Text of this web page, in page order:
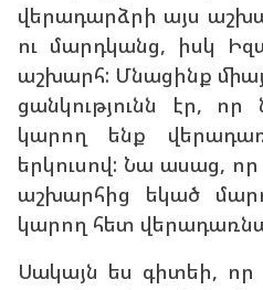
վերադարձրի այս
ու մարդկանց, իսկ
աշխարհ: Մնացինք
ցանկությունն էր,
կարող ենք
երկուսով: Նա ասաց,
աշխարհից եկած
կարող հետ
Սակայն ես գիտեի,